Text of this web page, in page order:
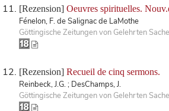
[Rezension] Oeuvres spirituelles.
Fénelon, F. de Salignac de LaMothe
Göttingische Zeitungen von Gelehrten
[Rezension] Recueil de cinq sermons.
Reinbeck, J.G. ; DesChamps, J.
Göttingische Zeitungen von Gelehrten